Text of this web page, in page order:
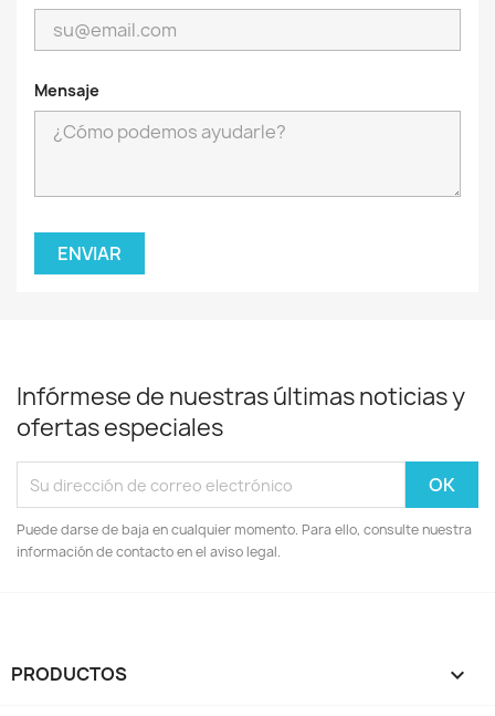
Mensaje
Infórmese de nuestras últimas noticias y
ofertas especiales
Puede darse de baja en cualquier momento. Para ello, consulte nuestra
información de contacto en el aviso legal.
PRODUCTOS 